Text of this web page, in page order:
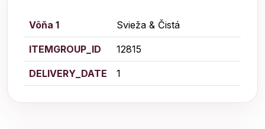
Vôňa 1 Svieža & Čistá
ITEMGROUP_ID 12815
DELIVERY_DATE 1